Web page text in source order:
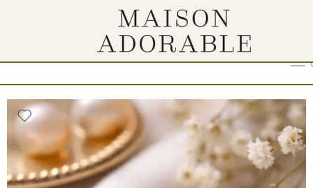
Show 9 12 18 24